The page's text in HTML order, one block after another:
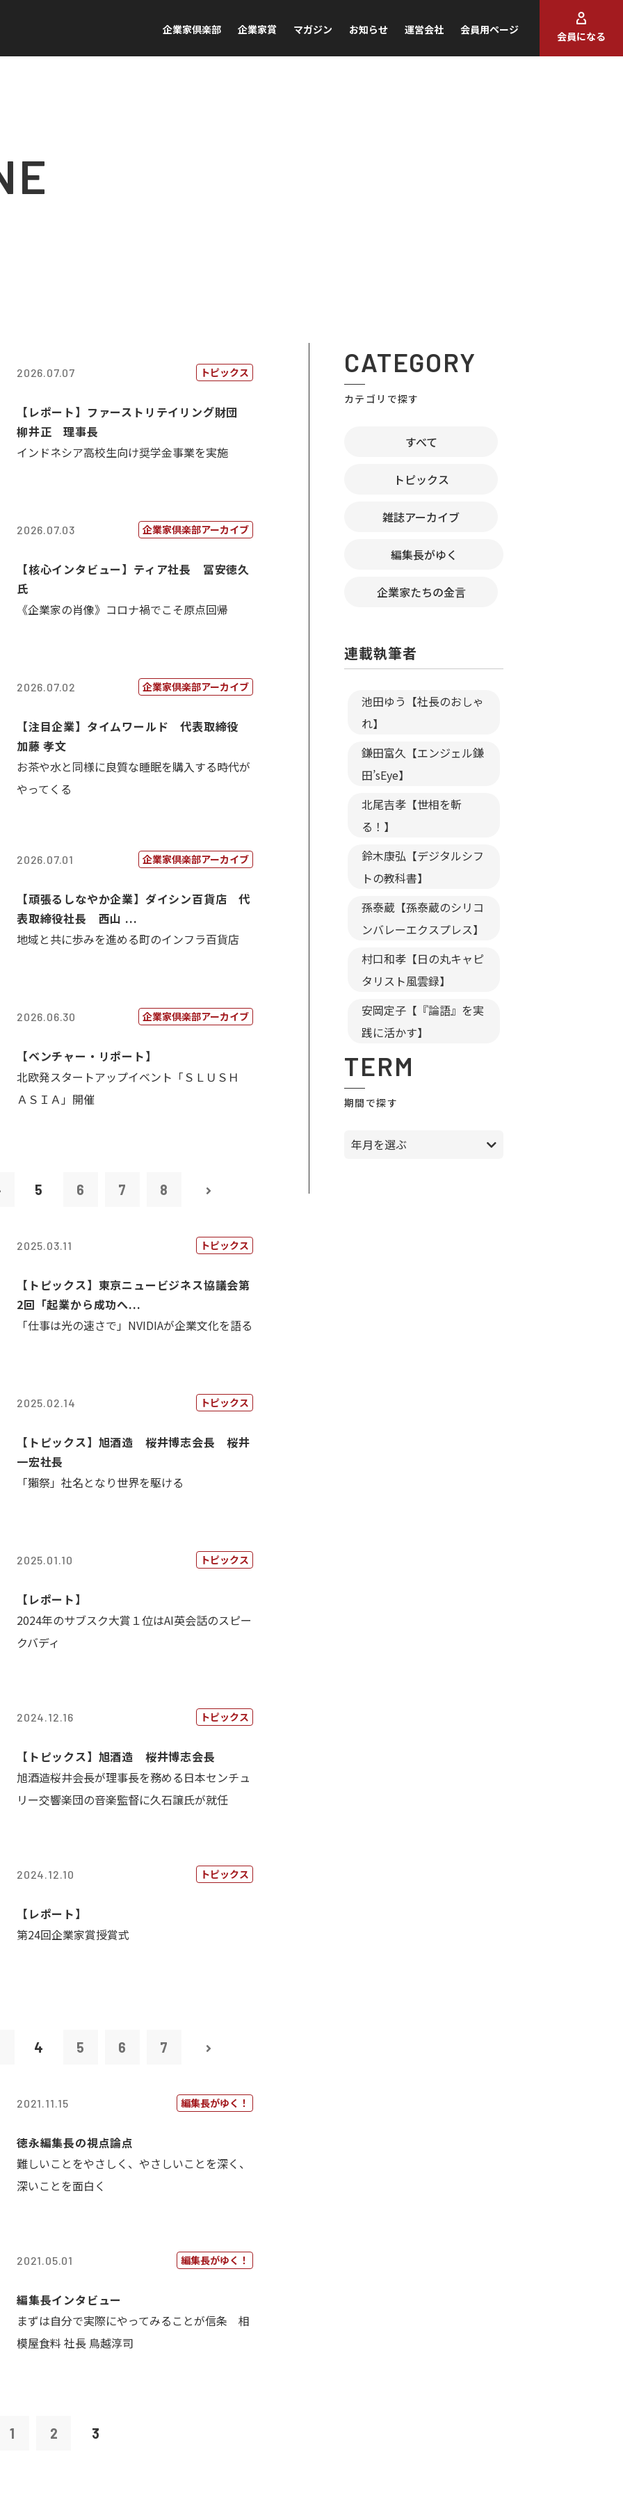
企業家倶楽部 企業家賞 マガジン お知らせ 運営会社 会員用ページ
会員になる
2026.07.07 トピックス
【レポート】ファーストリテイリング財団
柳井正 理事長
インドネシア高校生向け奨学金事業を実施
2026.07.03 企業家倶楽部アーカイブ
【核心インタビュー】ティア社長 冨安徳久
氏
《企業家の肖像》コロナ禍でこそ原点回帰
2026.07.02 企業家倶楽部アーカイブ
【注目企業】タイムワールド 代表取締役
加藤 孝文
お茶や水と同様に良質な睡眠を購入する時代が
やってくる
2026.07.01 企業家倶楽部アーカイブ
【頑張るしなやか企業】ダイシン百貨店 代
表取締役社長 西山 ...
地域と共に歩みを進める町のインフラ百貨店
2026.06.30 企業家倶楽部アーカイブ
【ベンチャー・リポート】
北欧発スタートアップイベント「ＳＬＵＳＨ
ＡＳＩＡ」開催
5 6 7 8
2025.03.11 トピックス
【トピックス】東京ニュービジネス協議会第
2回「起業から成功へ...
「仕事は光の速さで」NVIDIAが企業文化を語る
2025.02.14 トピックス
【トピックス】旭酒造 桜井博志会長 桜井
一宏社長
「獺祭」社名となり世界を駆ける
2025.01.10 トピックス
【レポート】
2024年のサブスク大賞１位はAI英会話のスピー
クバディ
2024.12.16 トピックス
【トピックス】旭酒造 桜井博志会長
旭酒造桜井会長が理事長を務める日本センチュ
リー交響楽団の音楽監督に久石譲氏が就任
2024.12.10 トピックス
【レポート】
第24回企業家賞授賞式
4 5 6 7
2021.11.15 編集長がゆく！
徳永編集長の視点論点
難しいことをやさしく、やさしいことを深く、
深いことを面白く
2021.05.01 編集長がゆく！
編集長インタビュー
まずは自分で実際にやってみることが信条 相
模屋食料 社長 鳥越淳司
1 2 3
CATEGORY
カテゴリで探す
すべて
トピックス
雑誌アーカイブ
編集長がゆく
企業家たちの金言
連載執筆者
池田ゆう【社長のおしゃ
れ】
鎌田富久【エンジェル鎌
田’sEye】
北尾吉孝【世相を斬
る！】
鈴木康弘【デジタルシフ
トの教科書】
孫泰蔵【孫泰蔵のシリコ
ンバレーエクスプレス】
村口和孝【日の丸キャピ
タリスト風雲録】
安岡定子【『論語』を実
践に活かす】
TERM
期間で探す
年月を選ぶ